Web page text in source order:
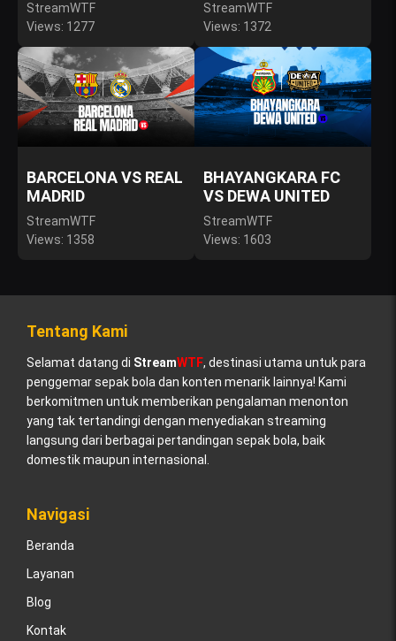
StreamWTF
Views: 1277
StreamWTF
Views: 1372
BARCELONA VS REAL
MADRID
StreamWTF
Views: 1358
BHAYANGKARA FC
VS DEWA UNITED
StreamWTF
Views: 1603
Tentang Kami
Selamat datang di StreamWTF, destinasi utama untuk para
penggemar sepak bola dan konten menarik lainnya! Kami
berkomitmen untuk memberikan pengalaman menonton
yang tak tertandingi dengan menyediakan streaming
langsung dari berbagai pertandingan sepak bola, baik
domestik maupun internasional.
Navigasi
Beranda
Layanan
Blog
Kontak